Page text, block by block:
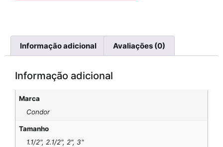
Informação adicional Avaliações (0)
Informação adicional
Marca
Condor
Tamanho
1.1/2", 2.1/2", 2", 3"